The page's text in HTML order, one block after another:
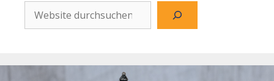
Website
durchsuchen